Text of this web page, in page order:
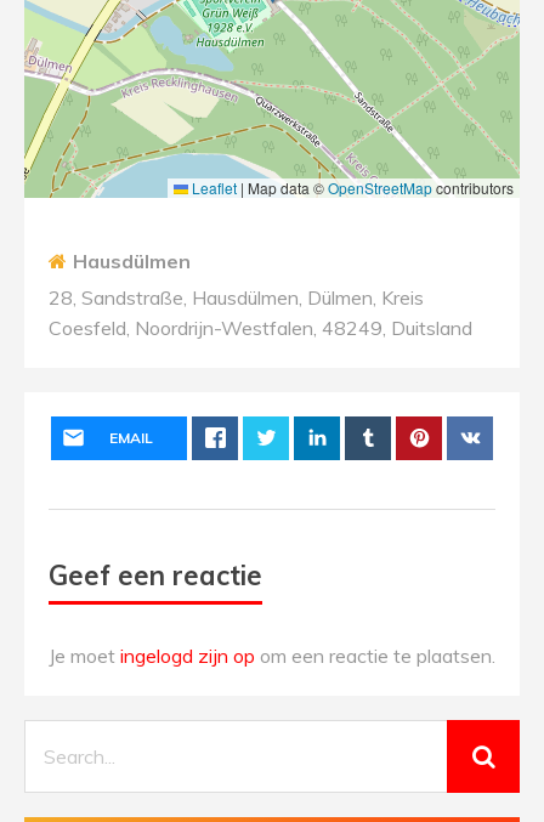
Leaflet | Map data ©OpenStreetMapcontributors
Hausdülmen
28, Sandstraße, Hausdülmen, Dülmen, Kreis
Coesfeld, Noordrijn-Westfalen, 48249, Duitsland
EMAIL
Geef een reactie
Je moet ingelogd zijn op om een reactie te plaatsen.